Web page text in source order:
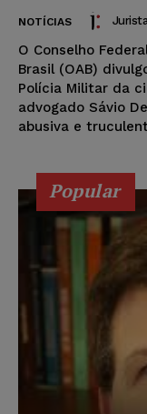
NOTÍCIAS
O Conselho
Brasil (OAB)
Polícia Militar da
advogado Sávio
abusiva e
Popular